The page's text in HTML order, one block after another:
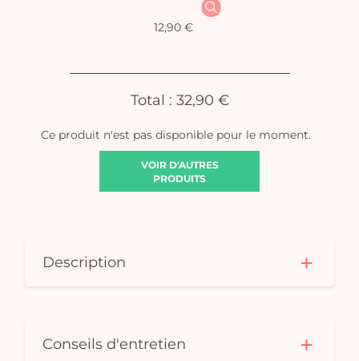
Ce produit n'est pas disponible pour le moment.
VOIR D'AUTRES
PRODUITS
12,90 €
Total : 32,90 €
Description
Conseils d'entretien